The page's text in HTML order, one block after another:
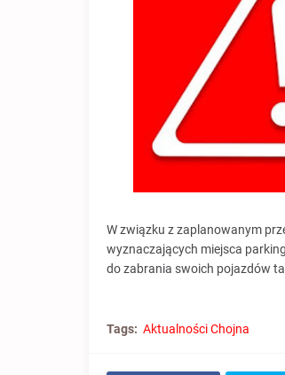
W związku z zaplanowanym
wyznaczających miejsca
do zabrania swoich pojazdów
Tags: Aktualności Chojna